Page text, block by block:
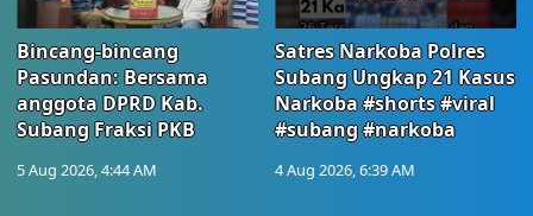
Bincang-bincang
Pasundan: Bersama
anggota DPRD Kab.
Subang Fraksi PKB
5 Aug 2026, 4:44 AM
Satres Narkoba Polres
Subang Ungkap 21 Kasus
Narkoba #shorts #viral
#subang #narkoba
4 Aug 2026, 6:39 AM